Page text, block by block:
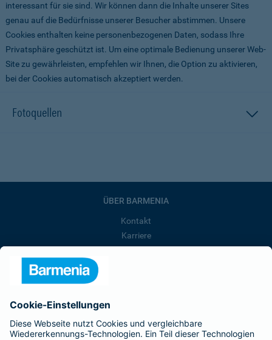
interessant für sie sind. Wir können dann die Inhalte unserer Sites
genau auf die Bedürfnisse unserer Besucher abstimmen. Unsere
Cookies enthalten keine personenbezogenen Daten, sodass Ihre
Privatsphäre geschützt ist. Um eine optimale Bedienung unserer Web-
Site zu gewährleisten, empfehlen wir Ihnen, die Option zu aktivieren,
bei der Cookies automatisch akzeptiert werden.
Fotoquellen
ÜBER BARMENIA
Kontakt
Karriere
Barmenia ist Teil der BarmeniaGothaer
BELIEBTE SEITEN